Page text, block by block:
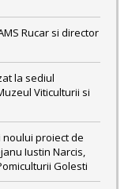
Rucar si director
la sediul
Viticulturii si
proiect de
Iustin Narcis,
Golesti